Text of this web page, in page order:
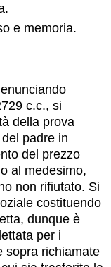
e memoria.
c.c., si
della prova
padre in
del prezzo
al medesimo,
non rifiutato. Si
costituendo
dunque è
per i
sopra richiamate